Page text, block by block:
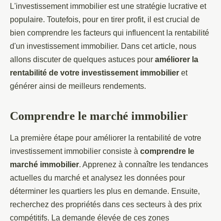
Comment améliorer la
rentabilité de son investissement
immobilier ?
Thierry •21 janvier 2022•2 min de lecture
L'investissement immobilier est une stratégie lucrative et
populaire. Toutefois, pour en tirer profit, il est crucial de
bien comprendre les facteurs qui influencent la rentabilité
d'un investissement immobilier. Dans cet article, nous
allons discuter de quelques astuces pour améliorer la
rentabilité de votre investissement immobilier et
générer ainsi de meilleurs rendements.
Comprendre le marché immobilier
La première étape pour améliorer la rentabilité de votre
investissement immobilier consiste à comprendre le
marché immobilier. Apprenez à connaître les tendances
actuelles du marché et analysez les données pour
déterminer les quartiers les plus en demande. Ensuite,
recherchez des propriétés dans ces secteurs à des prix
compétitifs. La demande élevée de ces zones